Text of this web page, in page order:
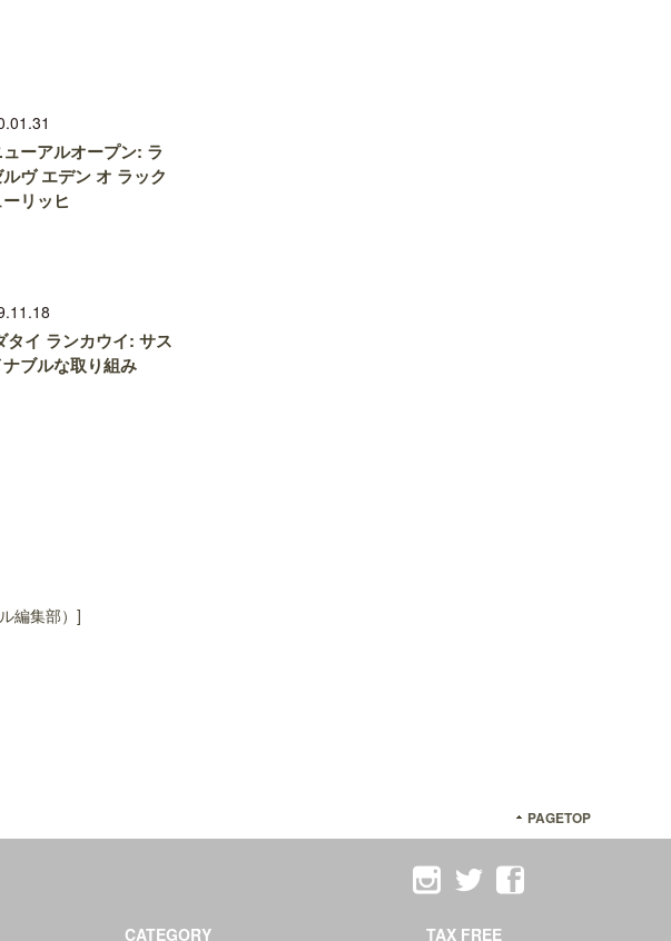
ューアルオープン: ラ
ルヴ エデン オ ラック
リッヒ
タイ ランカウイ: サス
ブルな取り組み
編集部）]
PAGETOP
CATEGORY TAX FREE